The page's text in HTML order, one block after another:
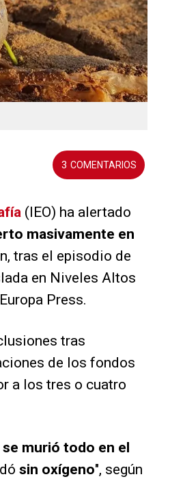
3
(IEO) ha alertado
masivamente en
tras el episodio de
en Niveles Altos
Press.
tras
de los fondos
a los tres o cuatro
murió todo en el
sin oxígeno", según